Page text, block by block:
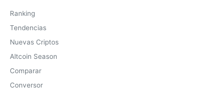
Ranking
Tendencias
Nuevas Criptos
Altcoin Season
Comparar
Conversor